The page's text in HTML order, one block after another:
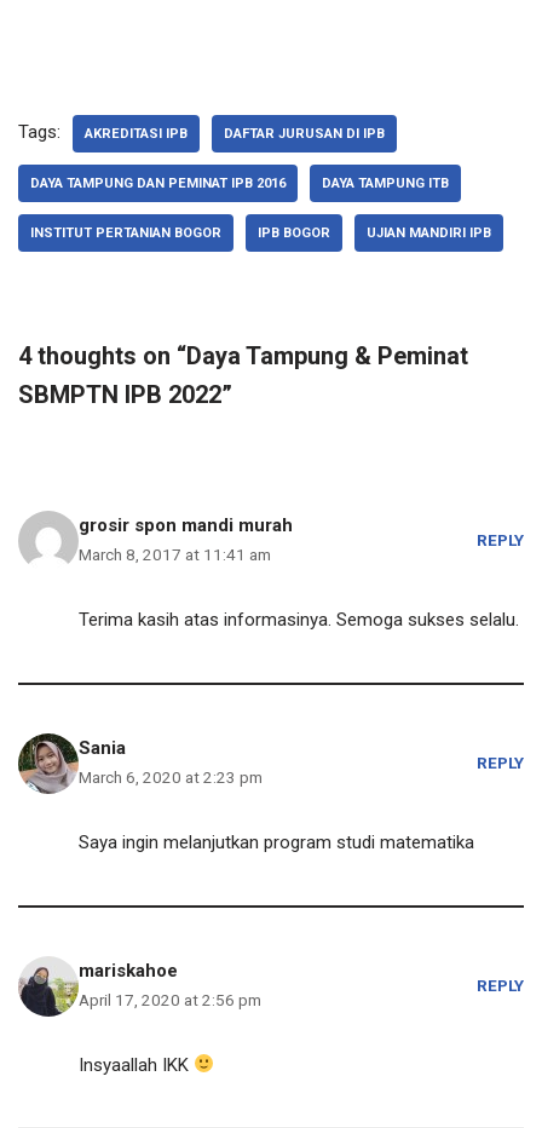
Tags: AKREDITASI IPB DAFTAR JURUSAN DI IPB
DAYA TAMPUNG DAN PEMINAT IPB 2016 DAYA TAMPUNG ITB
INSTITUT PERTANIAN BOGOR IPB BOGOR UJIAN MANDIRI IPB
4 thoughts on “Daya Tampung & Peminat
SBMPTN IPB 2022”
grosir spon mandi murah
March 8, 2017 at 11:41 am
REPLY
Terima kasih atas informasinya. Semoga sukses selalu.
Sania
March 6, 2020 at 2:23 pm
REPLY
Saya ingin melanjutkan program studi matematika
mariskahoe
April 17, 2020 at 2:56 pm
REPLY
Insyaallah IKK